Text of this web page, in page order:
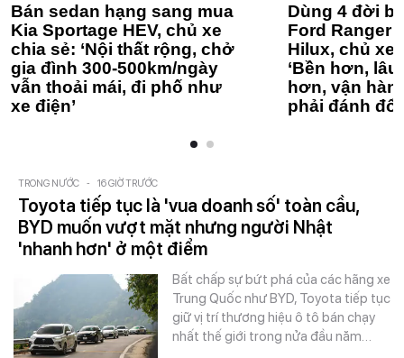
Bán sedan hạng sang mua
Kia Sportage HEV, chủ xe
chia sẻ: ‘Nội thất rộng, chở
gia đình 300-500km/ngày
vẫn thoải mái, đi phố như
xe điện’
Dùng 4 đời
Ford Ranger
Hilux, chủ xe
‘Bền hơn,
hơn, vận
phải đánh
TRONG NƯỚC - 16 GIỜ TRƯỚC
Toyota tiếp tục là 'vua doanh số' toàn cầu,
BYD muốn vượt mặt nhưng người Nhật
'nhanh hơn' ở một điểm
Bất chấp sự bứt phá của các hãng xe
Trung Quốc như BYD, Toyota tiếp tục
giữ vị trí thương hiệu ô tô bán chạy
nhất thế giới trong nửa đầu năm…